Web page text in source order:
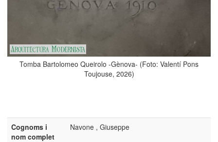
Tomba Bartolomeo Queirolo -Gènova- (Foto: Valentí Pons
Toujouse, 2026)
Cognoms i
nom complet
Navone , Giuseppe